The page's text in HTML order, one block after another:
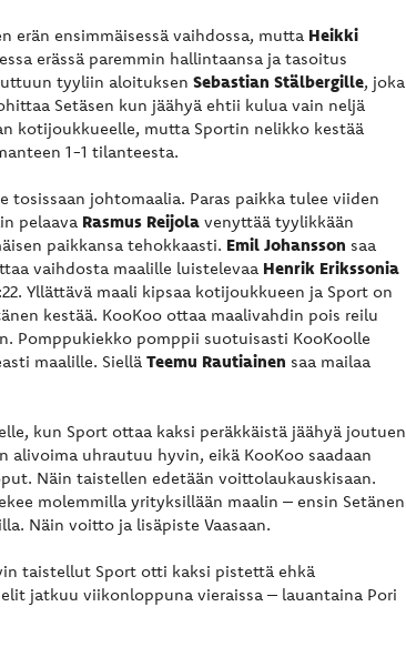
ensimmäisessä vaihdossa, mutta Heikki
erässä paremmin hallintaansa ja tasoitus
tyyliin aloituksen Sebastian Stälbergille, joka
Setäsen kun jäähyä ehtii kulua vain neljä
kotijoukkueelle, mutta Sportin nelikko kestää
1-1 tilanteesta.
tosissaan johtomaalia. Paras paikka tulee viiden
pelaava Rasmus Reijola venyttää tyylikkään
paikkansa tehokkaasti. Emil Johansson saa
vaihdosta maalille luistelevaa Henrik Erikssonia
Yllättävä maali kipsaa kotijoukkueen ja Sport on
kestää. KooKoo ottaa maalivahdin pois reilu
Pomppukiekko pomppii suotuisasti KooKoolle
maalille. Siellä Teemu Rautiainen saa mailaa
kun Sport ottaa kaksi peräkkäistä jäähyä joutuen
uhrautuu hyvin, eikä KooKoo saadaan
Näin taistellen edetään voittolaukauskisaan.
molemmilla yrityksillään maalin – ensin Setänen
Näin voitto ja lisäpiste Vaasaan.
taistellut Sport otti kaksi pistettä ehkä
jatkuu viikonloppuna vieraissa – lauantaina Pori